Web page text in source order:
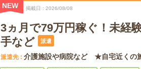
NEW 掲載日 2026/08/08
3ヵ月で79万円稼ぐ！未経
手など
派遣
派遣先 介護施設や病院など ★自宅近くの